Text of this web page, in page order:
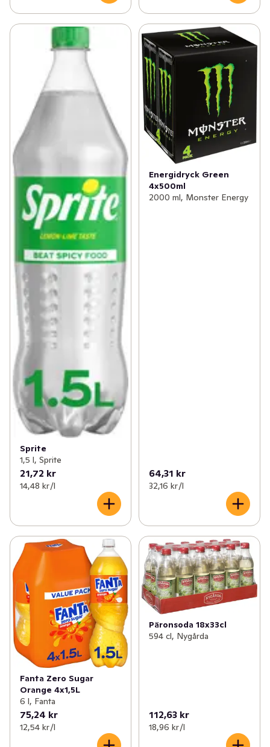
Sprite
1,5 l, Sprite
21,72 kr
14,48 kr /l
Energidryck Green
4x500ml
2000 ml, Monster Energy
64,31 kr
32,16 kr /l
Fanta Zero Sugar
Orange 4x1,5L
6 l, Fanta
75,24 kr
12,54 kr /l
Päronsoda 18x33cl
594 cl, Nygårda
112,63 kr
18,96 kr /l